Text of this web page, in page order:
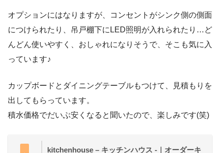
オプションにはなりますが、コンセントがシンク側の側面
につけられたり、吊戸棚下にLED照明が入れられたり…ど
んどん使いやすく、おしゃれになりそうで、そこも気に入
っています♪
カップボードとダイニングテーブルもつけて、見積もりを
出してもらっています。
積水価格でだいぶ安くなると聞いたので、楽しみです(笑)
kitchenhouse – キッチンハウス -｜オーダーキ